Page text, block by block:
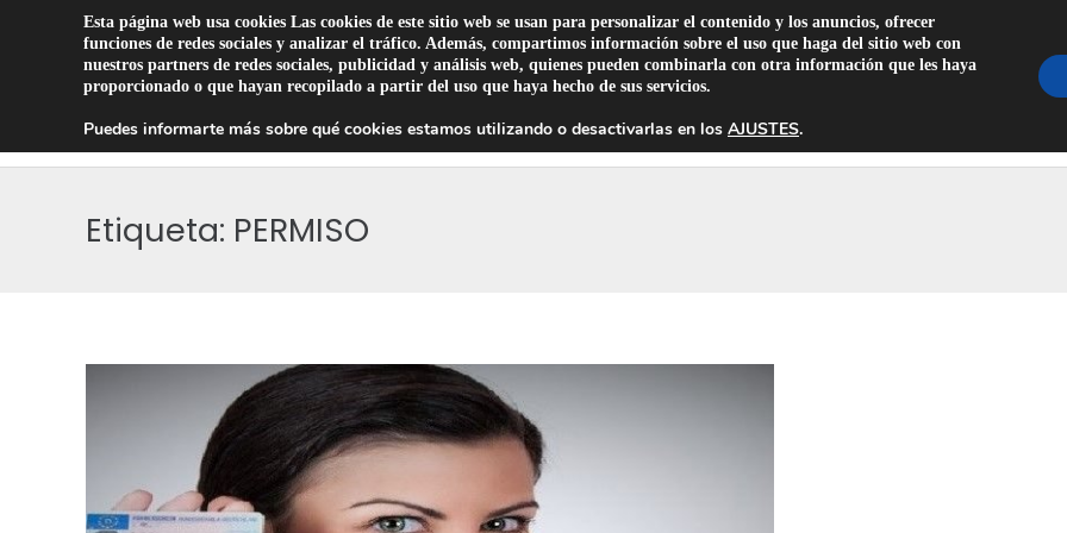
phone (+34) contact_phone (+34) mail_outline certificadomedicozaragozaes@gmail.com
RENOVAR CARNET
Etiqueta: PERMISO
Esta página web usa cookies Las cookies de este sitio web se usan para personalizar el contenido y los anuncios, ofrecer
funciones de redes sociales y analizar el tráfico. Además, compartimos información sobre el uso que haga del sitio web con
nuestros partners de redes sociales, publicidad y análisis web, quienes pueden combinarla con otra información que les haya
proporcionado o que hayan recopilado a partir del uso que haya hecho de sus servicios.
Puedes informarte más sobre qué cookies estamos utilizando o desactivarlas en los AJUSTES.